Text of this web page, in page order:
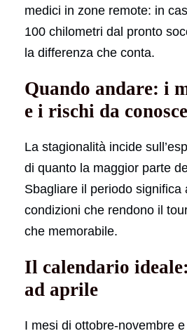
medici in zone remote: in
100 chilometri dal pronto
la differenza che conta.
Quando andare: i
e i rischi da
La stagionalità incide
di quanto la maggior parte
Sbagliare il periodo significa
condizioni che rendono il
che memorabile.
Il calendario
ad aprile
I mesi di ottobre-novembre